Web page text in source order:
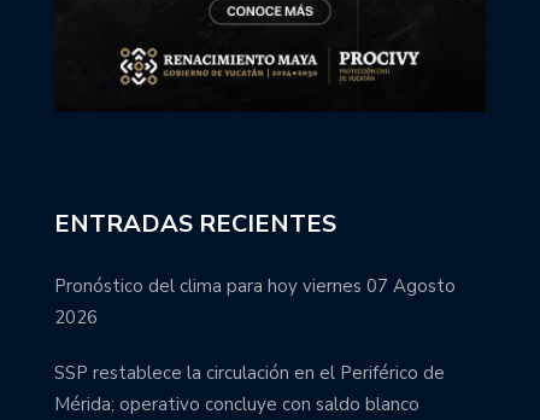
ENTRADAS RECIENTES
Pronóstico del clima para hoy viernes 07 Agosto
2026
SSP restablece la circulación en el Periférico de
Mérida; operativo concluye con saldo blanco